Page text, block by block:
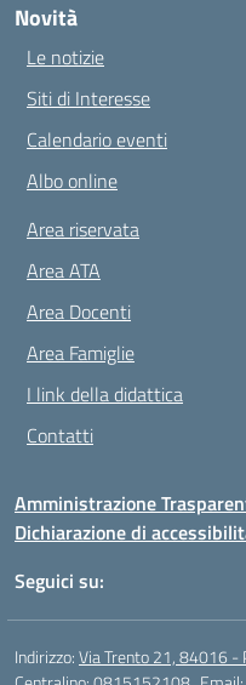
Novità
Le notizie
Siti di Interesse
Calendario eventi
Albo online
Area riservata
Area ATA
Area Docenti
Area Famiglie
I link della didattica
Contatti
Amministrazione
Dichiarazione di
Seguici su:
Indirizzo:Via Trento 21, 84016 -